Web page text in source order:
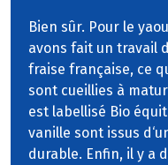
Bien sûr. Pour le
avons fait un travail
fraise française, ce
sont cueillies à
est labellisé Bio
vanille sont issus
durable. Enfin, il y a